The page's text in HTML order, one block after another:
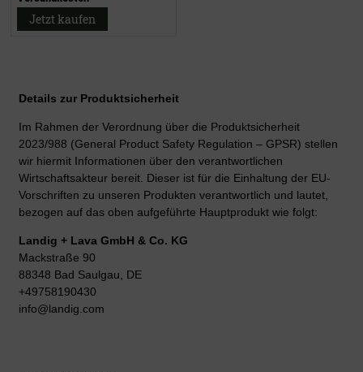
Jetzt kaufen
Details zur Produktsicherheit
Im Rahmen der Verordnung über die Produktsicherheit
2023/988 (General Product Safety Regulation – GPSR) stellen
wir hiermit Informationen über den verantwortlichen
Wirtschaftsakteur bereit. Dieser ist für die Einhaltung der EU-
Vorschriften zu unseren Produkten verantwortlich und lautet,
bezogen auf das oben aufgeführte Hauptprodukt wie folgt:
Landig + Lava GmbH & Co. KG
Mackstraße 90
88348 Bad Saulgau, DE
+49758190430
info@landig.com